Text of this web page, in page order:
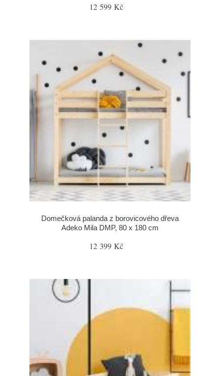
12 599 Kč
Domečková palanda z borovicového dřeva
Adeko Mila DMP, 80 x 180 cm
12 399 Kč